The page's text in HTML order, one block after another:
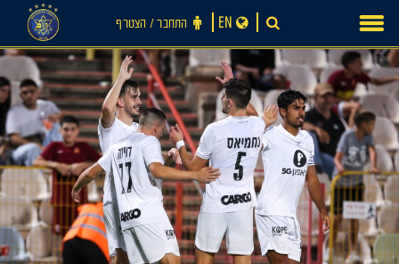
content
התחבר ‪/‬ הצטרף EN